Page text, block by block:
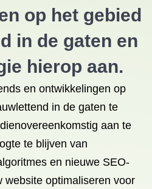
op het gebied
in de gaten en
hierop aan.
en ontwikkelingen op
in de gaten te
aan te
te blijven van
en nieuwe SEO-
website optimaliseren voor